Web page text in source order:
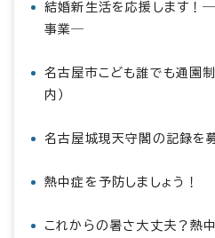
結婚新生活を応援します！
事業―
名古屋市こども誰でも通園
内）
名古屋城現天守閣の記録を
熱中症を予防しましょう！
これからの暑さ大丈夫？熱